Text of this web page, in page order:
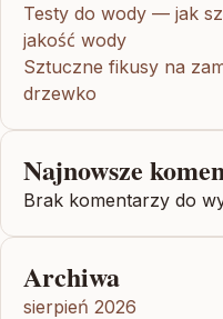
Testy do wody — jak
jakość wody
Sztuczne fikusy na
drzewko
Najnowsze
Brak komentarzy do
Archiwa
sierpień 2026